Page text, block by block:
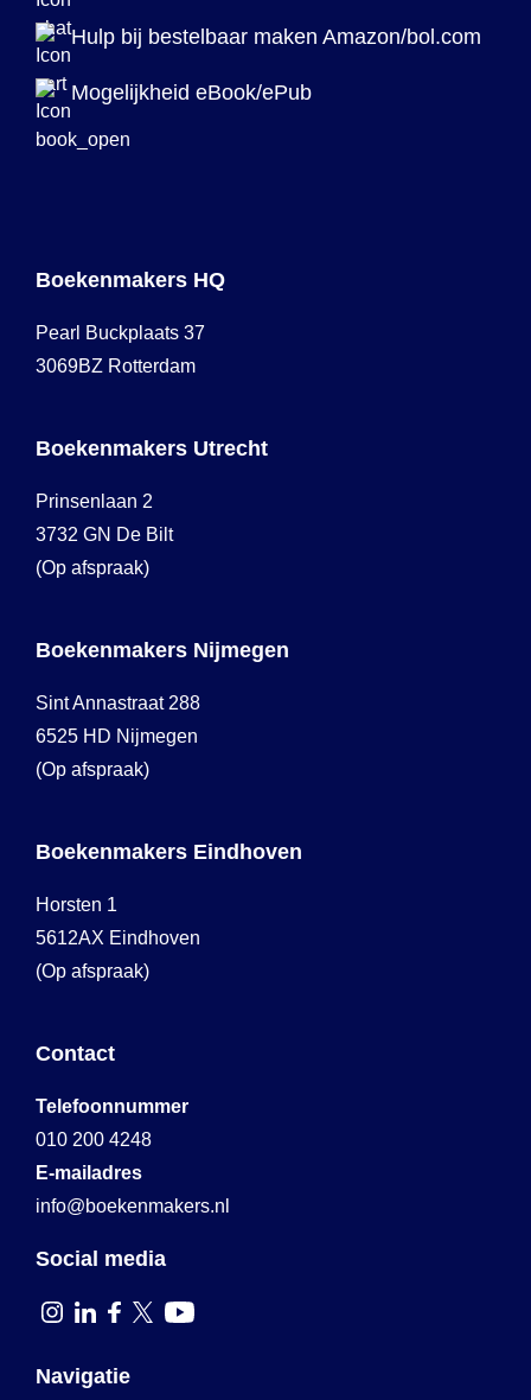
Hulp bij bestelbaar maken Amazon/bol.com
Mogelijkheid eBook/ePub
Boekenmakers HQ
Pearl Buckplaats 37
3069BZ Rotterdam
Boekenmakers Utrecht
Prinsenlaan 2
3732 GN De Bilt
(Op afspraak)
Boekenmakers Nijmegen
Sint Annastraat 288
6525 HD Nijmegen
(Op afspraak)
Boekenmakers Eindhoven
Horsten 1
5612AX Eindhoven
(Op afspraak)
Contact
Telefoonnummer
010 200 4248
E-mailadres
info@boekenmakers.nl
Social media
Navigatie